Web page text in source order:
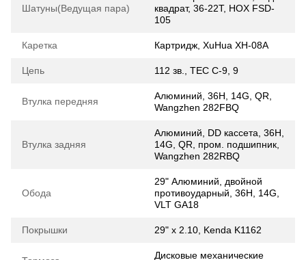
Шатуны(Ведущая пара)
квадрат, 36-22T, HOX FSD-
105
Каретка Картридж, XuHua XH-08A
Цепь 112 зв., TEC C-9, 9
Втулка передняя
Алюминий, 36H, 14G, QR,
Wangzhen 282FBQ
Втулка задняя
Алюминий, DD кассета, 36H,
14G, QR, пром. подшипник,
Wangzhen 282RBQ
Обода
29" Алюминий, двойной
противоударный, 36H, 14G,
VLT GA18
Покрышки 29" x 2.10, Kenda K1162
Дисковые механические